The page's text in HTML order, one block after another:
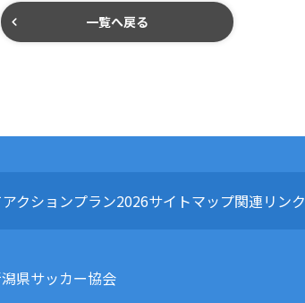
一覧へ戻る
アクションプラン2026サイトマップ関連リンク
県サッカー協会